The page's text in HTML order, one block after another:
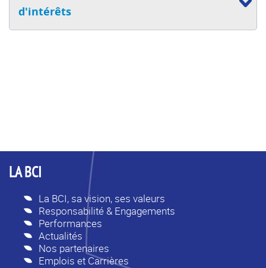
d'intérêts
LA BCI
La BCI, sa vision, ses valeurs
Responsabilité & Engagements
Performances
Actualités
Nos partenaires
Emplois et Carrières